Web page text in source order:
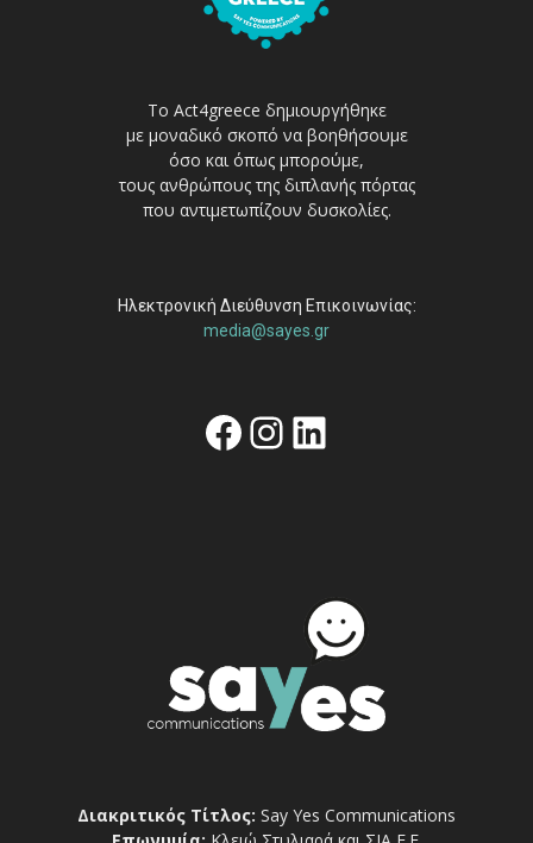
Το Act4greece δημιουργήθηκε
με μοναδικό σκοπό να βοηθήσουμε
όσο και όπως μπορούμε,
τους ανθρώπους της διπλανής πόρτας
που αντιμετωπίζουν δυσκολίες.
Ηλεκτρονική Διεύθυνση Επικοινωνίας:
media@sayes.gr
Facebook
Instagram
Linkedin
Διακριτικός Τίτλος: Say Yes Communications